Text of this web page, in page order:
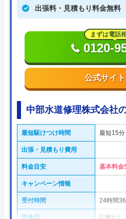
出張料・見積もり料金無料
公式サイ
まずは電話
0120-
中部水道修理株式会社
最短駆けつけ時間 最短15分
出張・見積もり費用
料金目安 基本料金
キャンペーン情報
受付時間 24時間
定休日 記載なし